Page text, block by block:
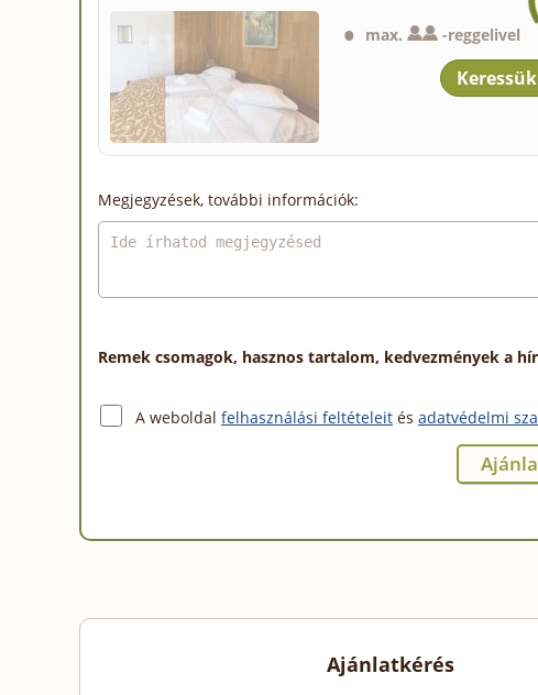
max. -reggelivel
Megjegyzések, további információk:
Remek csomagok, hasznos tartalom, kedvezmények a
A weboldal felhasználási feltételeit és adatvédelmi
Ajánlatkérés